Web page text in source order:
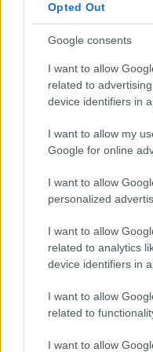
Opted Out
Google consents
I want to allow
related to
device identifiers in
I want to allow my
Google for online
I want to allow
personalized
I want to allow
related to analytics
device identifiers in
I want to allow
related to
I want to allow
Adja meg keresztnevét:
meg e-mail címét:
Megismertem és
Nem szeretne lemaradni
postaládájába érkezik!